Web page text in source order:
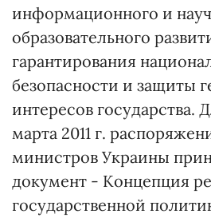
информационного и
образовательного
гарантирования
безопасности и защиты
интересов государства.
марта 2011 г.
министров Украины
документ - Концепция
государственной